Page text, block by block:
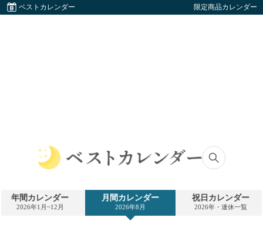
ベストカレンダー 限定商品カレンダー
ト
カ
年間カレンダー
2026年1月~12月
月間カレンダー
2026年8月
祝日カレンダー
2026年・連休一覧